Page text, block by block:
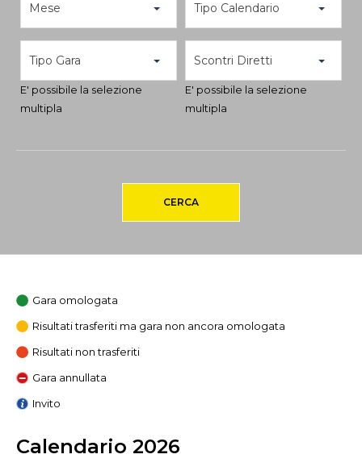
Mese Tipo Calendario
Tipo Gara
E' possibile la selezione
multipla
Scontri Diretti
E' possibile la selezione
multipla
CERCA
Gara omologata
Risultati trasferiti ma gara non ancora omologata
Risultati non trasferiti
Gara annullata
Invito
Calendario 2026